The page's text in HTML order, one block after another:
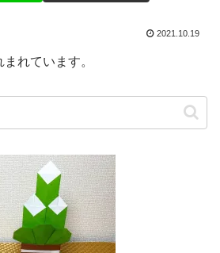
2021.10.19
れています。